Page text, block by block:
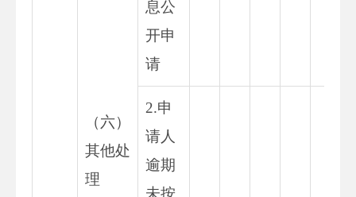
（六）
其他处
理
息公
开申
请
2.申
请人
逾期
未按